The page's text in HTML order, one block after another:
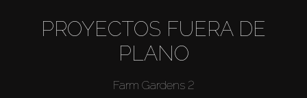
PROYECTOS FUERA DE
PLANO
Farm Gardens 2